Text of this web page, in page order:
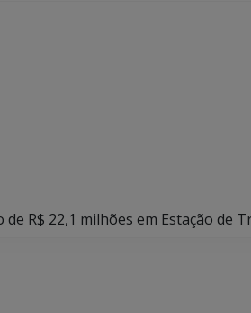
R$ 22,1 milhões em Estação de